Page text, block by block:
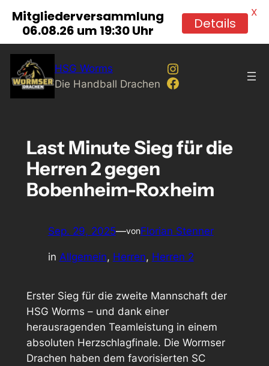
Zum
Inhalt
springen
HSG Worms
Die Handball Drachen
Instagram
Facebook
Last Minute Sieg für die
Herren 2 gegen
Bobenheim-Roxheim
Sep. 29, 2025—vonFlorian Stenner
in Allgemein, Herren, Herren 2
Erster Sieg für die zweite Mannschaft der
HSG Worms – und dank einer
herausragenden Teamleistung in einem
absoluten Herzschlagfinale. Die Wormser
Drachen haben dem favorisierten SC
Mitgliederversammlung
06.08.26 um 19:30 Uhr
Details
X